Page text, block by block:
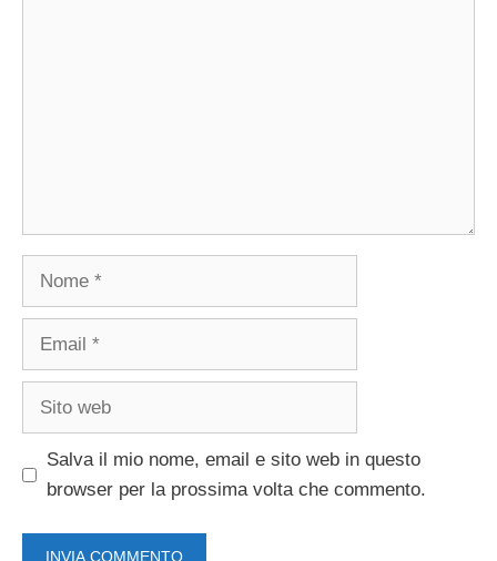
Nome
Email
Sito
Salva il mio nome, email e sito web in questo
browser per la prossima volta che commento.